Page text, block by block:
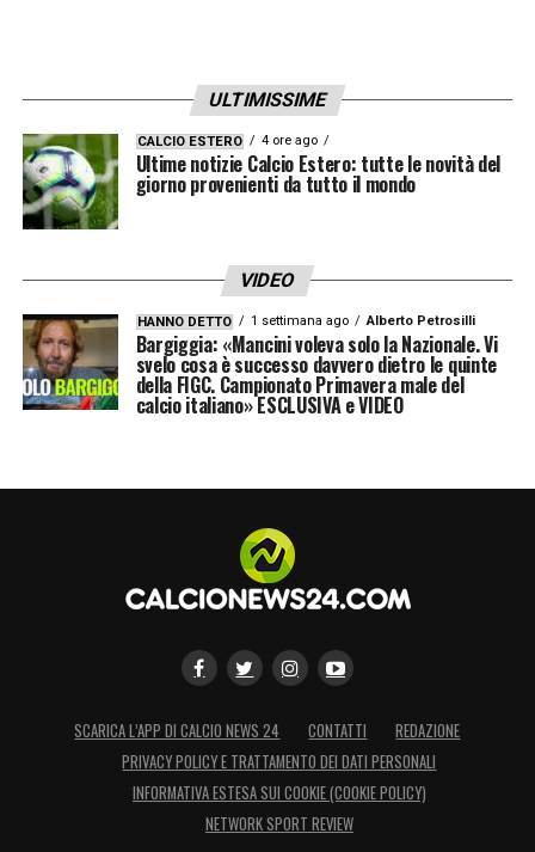
ULTIMISSIME
CALCIO ESTERO 4 ore ago
Ultime notizie Calcio Estero: tutte le novità del
giorno provenienti da tutto il mondo
VIDEO
HANNO DETTO 1 settimana ago Alberto Petrosilli
Bargiggia: «Mancini voleva solo la Nazionale. Vi
svelo cosa è successo davvero dietro le quinte
della FIGC. Campionato Primavera male del
calcio italiano» ESCLUSIVA e VIDEO
SCARICA L’APP DI CALCIO NEWS 24 CONTATTI
REDAZIONE
PRIVACY POLICY E TRATTAMENTO DEI DATI PERSONALI
INFORMATIVA ESTESA SUI COOKIE (COOKIE POLICY)
NETWORK SPORT REVIEW